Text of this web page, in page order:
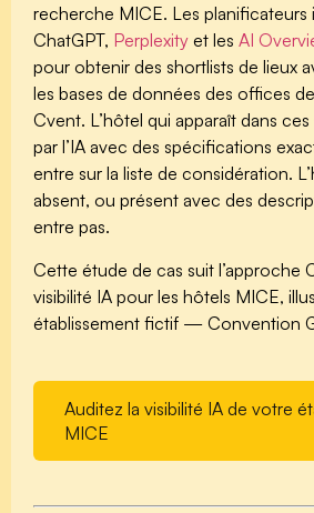
recherche MICE. Les
ChatGPT, Perplexity et les AI
pour obtenir des shortlists de lieux
les bases de données des offices
Cvent. L’hôtel qui apparaît dans
par l’IA avec des spécifications
entre sur la liste de considération.
absent, ou présent avec des
entre pas.
Cette étude de cas suit l’approche
visibilité IA pour les hôtels MICE,
établissement fictif — Convention
Auditez la visibilité IA de votre
MICE